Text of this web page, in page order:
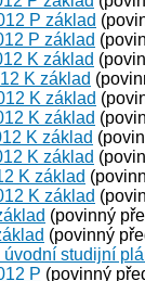
P základ
P základ
K základ
K základ
K základ
K základ
K základ
K základ
K základ
K základ
(povinný
(povinný
studijní
P (povinný